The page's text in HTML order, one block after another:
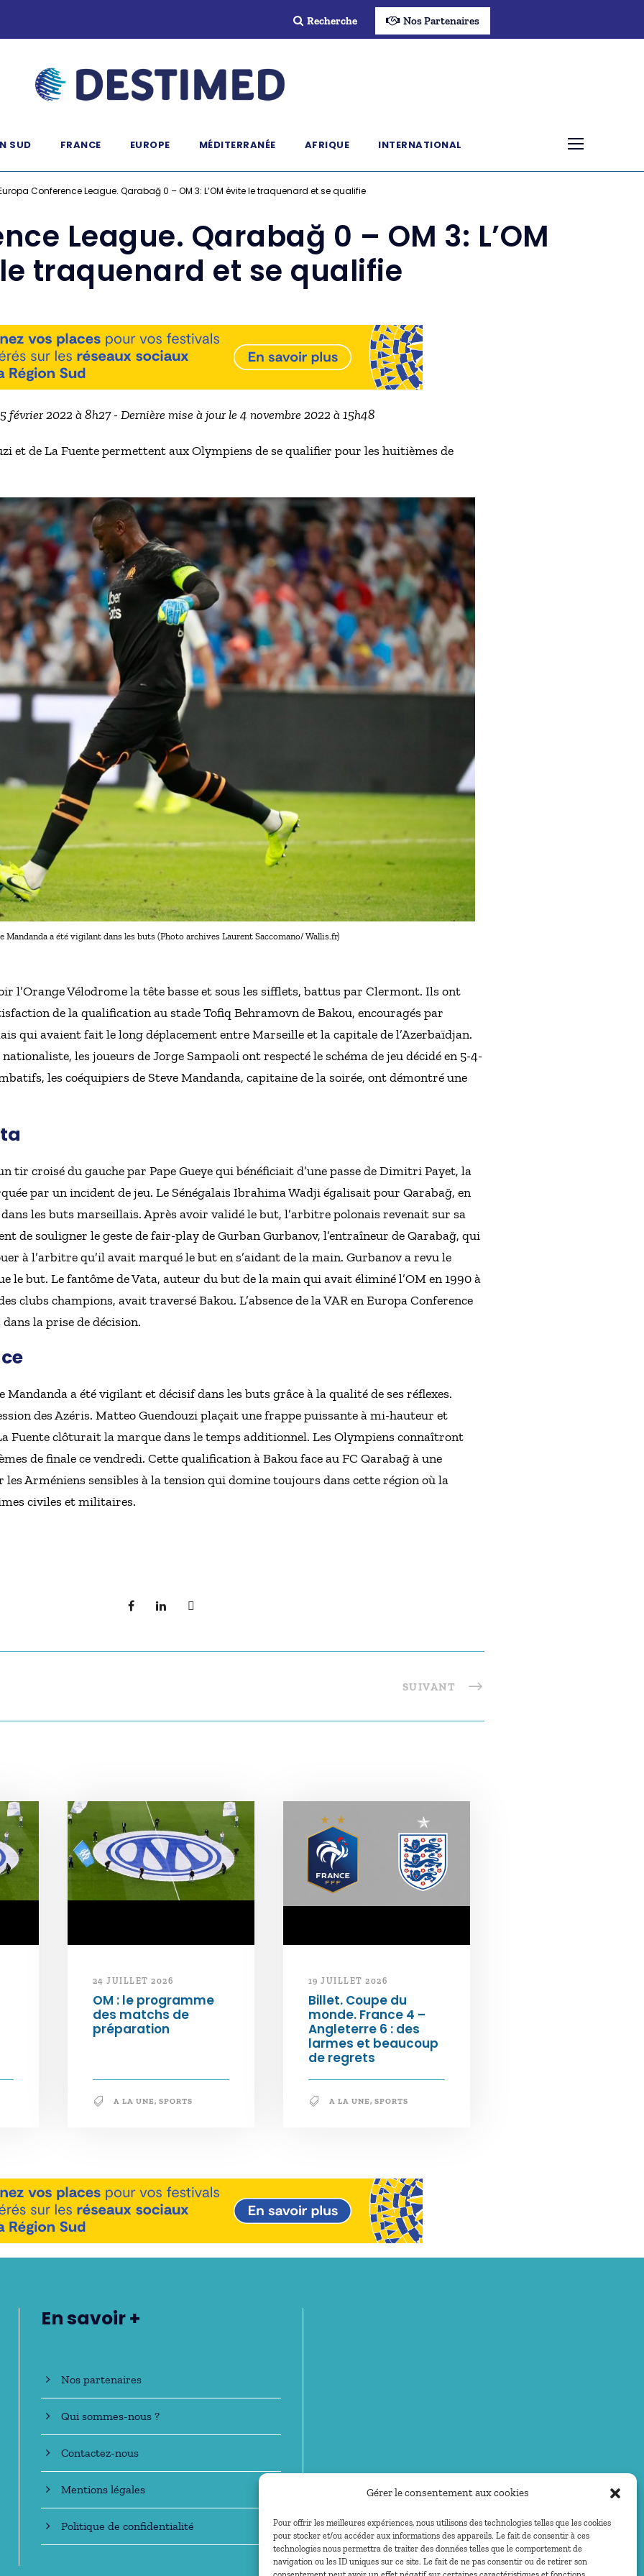
Gérer le consentement aux cookies
Pour offrir les meilleures expériences, nous utilisons des technologies telles que les cookies
pour stocker et/ou accéder aux informations des appareils. Le fait de consentir à ces
technologies nous permettra de traiter des données telles que le comportement de
navigation ou les ID uniques sur ce site. Le fait de ne pas consentir ou de retirer son
Recherche Nos Partenaires
SUD FRANCE EUROPE MÉDITERRANÉE AFRIQUE INTERNATIONAL
Conference League. Qarabağ 0 – OM 3: L’OM évite le traquenard et se qualifie
League. Qarabağ 0 – OM 3: L’OM
traquenard et se qualifie
février 2022 à 8h27 - Dernière mise à jour le 4 novembre 2022 à 15h48
et de La Fuente permettent aux Olympiens de se qualifier pour les huitièmes de
Mandanda a été vigilant dans les buts (Photo archives Laurent Saccomano/ Wallis.fr)
l’Orange Vélodrome la tête basse et sous les sifflets, battus par Clermont. Ils ont
de la qualification au stade Tofiq Behramovn de Bakou, encouragés par
qui avaient fait le long déplacement entre Marseille et la capitale de l’Azerbaïdjan.
les joueurs de Jorge Sampaoli ont respecté le schéma de jeu décidé en 5-4-
les coéquipiers de Steve Mandanda, capitaine de la soirée, ont démontré une
tir croisé du gauche par Pape Gueye qui bénéficiait d’une passe de Dimitri Payet, la
par un incident de jeu. Le Sénégalais Ibrahima Wadji égalisait pour Qarabağ, en
les buts marseillais. Après avoir validé le but, l’arbitre polonais revenait sur sa
de souligner le geste de fair-play de Gurban Gurbanov, l’entraîneur de Qarabağ, qui
à l’arbitre qu’il avait marqué le but en s’aidant de la main. Gurbanov a revu le
le but. Le fantôme de Vata, auteur du but de la main qui avait éliminé l’OM en 1990 à
clubs champions, avait traversé Bakou. L’absence de la VAR en Europa Conference
la prise de décision.
a été vigilant et décisif dans les buts grâce à la qualité de ses réflexes.
des Azéris. Matteo Guendouzi plaçait une frappe puissante à mi-hauteur et
Fuente clôturait la marque dans le temps additionnel. Les Olympiens connaîtront
de finale ce vendredi. Cette qualification à Bakou face au FC Qarabağ à une
Arméniens sensibles à la tension qui domine toujours dans cette région où la
civiles et militaires.
SUIVANT
24 JUILLET 2026
OM : le programme
des matchs de
préparation
A LA UNE, SPORTS
19 JUILLET 2026
Billet. Coupe du
monde. France 4 –
Angleterre 6 : des
larmes et beaucoup
de regrets
A LA UNE, SPORTS
En savoir +
Nos partenaires
Qui sommes-nous ?
Contactez-nous
Mentions légales
Politique de confidentialité